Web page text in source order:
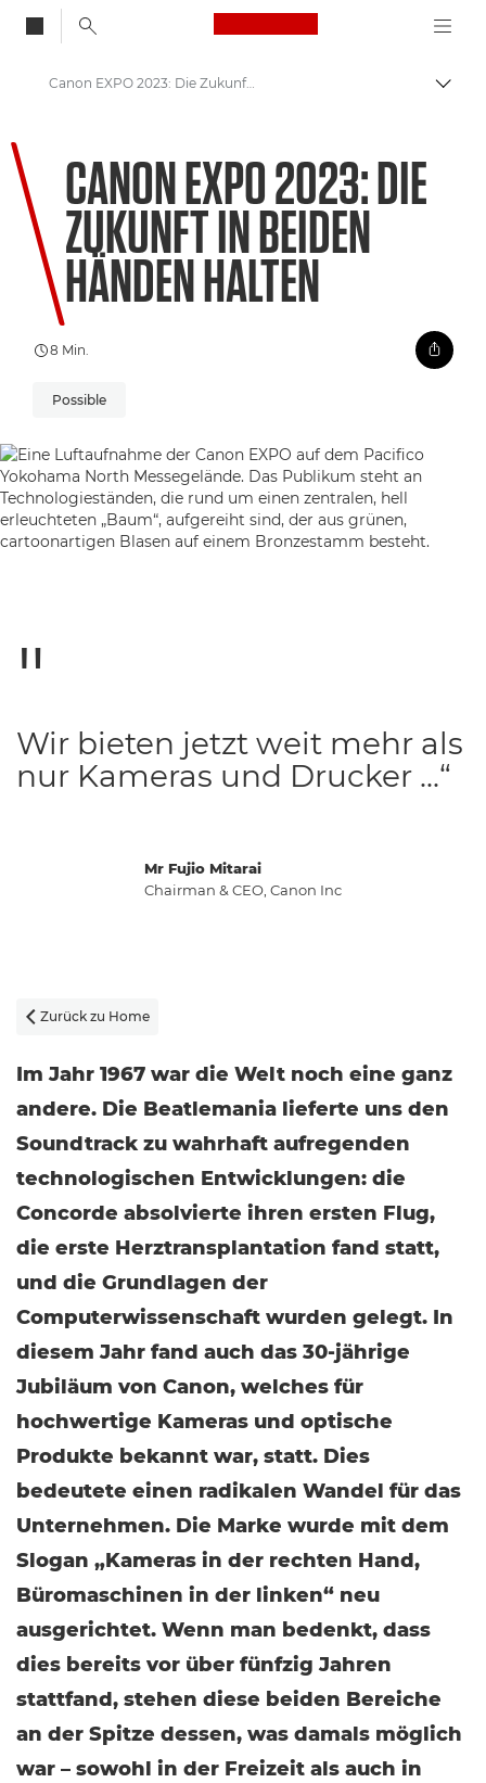
Canon Logo, back
Auf
Willkommen bei VIEW
Canon EXPO 2023: Die Zukunft in beiden Händen halten
CANON EXPO 2023: DIE
ZUKUNFT IN BEIDEN
HÄNDEN HALTEN
8 Min.
Possible
Mr Fujio Mitarai
Chairman & CEO, Canon Inc
Wir bieten jetzt weit mehr als
nur Kameras und Drucker ...“
 Zurück zu Home
Im Jahr 1967 war die Welt noch eine ganz
andere. Die Beatlemania lieferte uns den
Soundtrack zu wahrhaft aufregenden
technologischen Entwicklungen: die
Concorde absolvierte ihren ersten Flug,
die erste Herztransplantation fand statt,
und die Grundlagen der
Computerwissenschaft wurden gelegt. In
diesem Jahr fand auch das 30-jährige
Jubiläum von Canon, welches für
hochwertige Kameras und optische
Produkte bekannt war, statt. Dies
bedeutete einen radikalen Wandel für das
Unternehmen. Die Marke wurde mit dem
Slogan „Kameras in der rechten Hand,
Büromaschinen in der linken“ neu
ausgerichtet. Wenn man bedenkt, dass
dies bereits vor über fünfzig Jahren
stattfand, stehen diese beiden Bereiche
an der Spitze dessen, was damals möglich
war – sowohl in der Freizeit als auch in